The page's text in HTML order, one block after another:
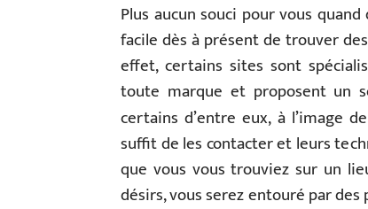
Plus aucun souci pour vous
facile dès à présent de trouver
effet, certains sites sont
toute marque et proposent un
certains d’entre eux, à l’image de
suffit de les contacter et leurs
que vous vous trouviez sur un
désirs, vous serez entouré par